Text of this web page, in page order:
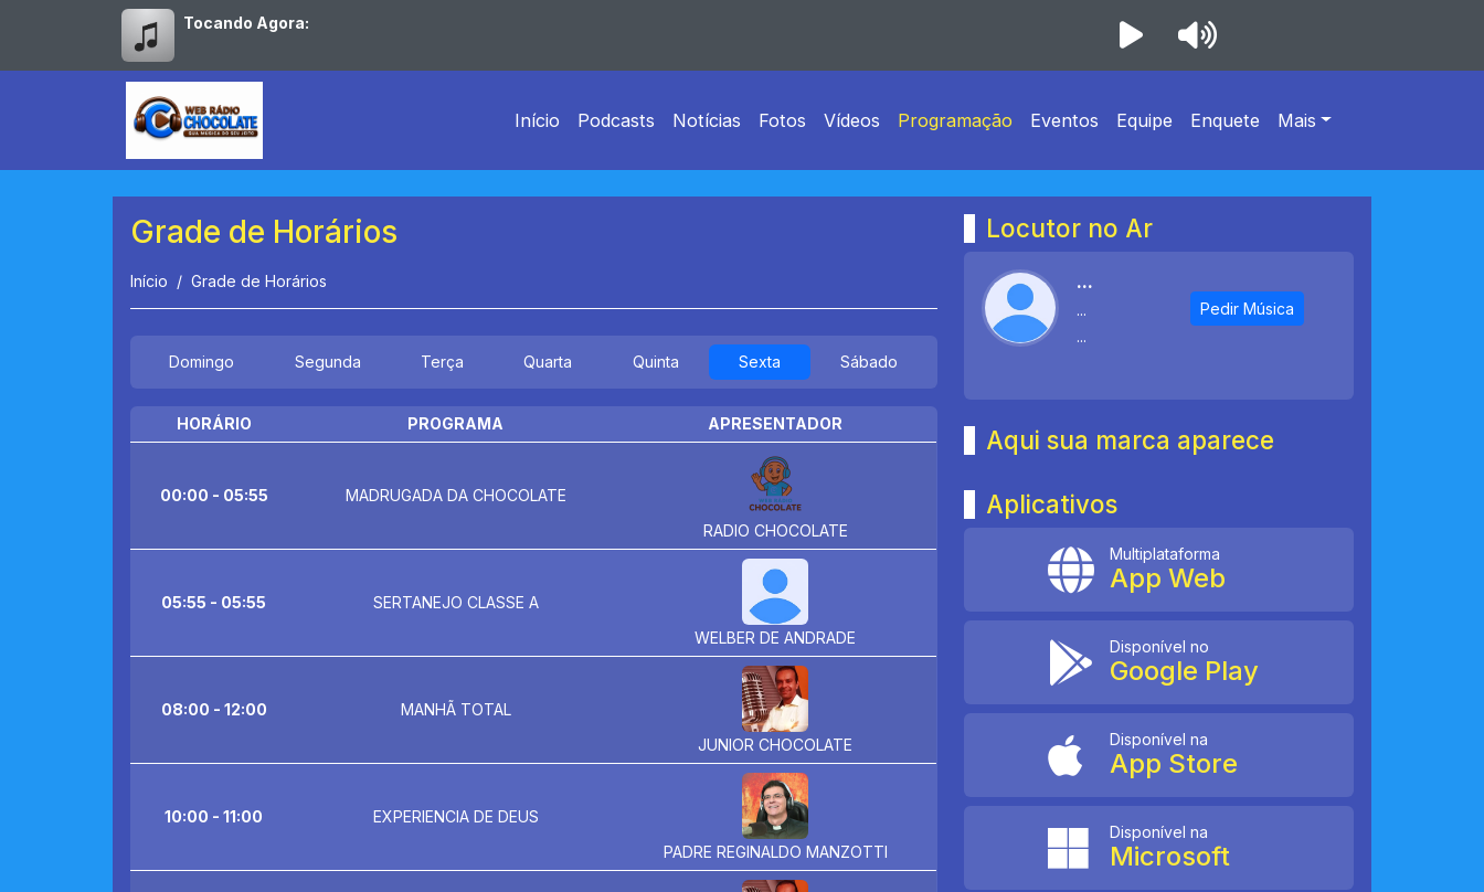
Tocando Agora:
Início Podcasts Notícias Fotos Vídeos Programação Eventos Equipe Enquete Mais
Grade de Horários
Início Grade de Horários
Domingo Segunda Terça Quarta Quinta Sexta Sábado
HORÁRIO PROGRAMA APRESENTADOR
00:00 - 05:55
MADRUGADA DA CHOCOLATE
RADIO CHOCOLATE
05:55 - 05:55
SERTANEJO CLASSE A
WELBER DE ANDRADE
08:00 - 12:00
MANHÃ TOTAL
JUNIOR CHOCOLATE
10:00 - 11:00
EXPERIENCIA DE DEUS
PADRE REGINALDO MANZOTTI
Locutor no Ar
...
...
...
Pedir Música
Aqui sua marca aparece
Aplicativos
Multiplataforma
App Web
Disponível no
Google Play
Disponível na
App Store
Disponível na
Microsoft